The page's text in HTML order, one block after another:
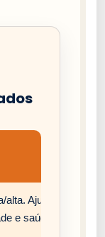
alta. Ajuste
e saúde do cão.